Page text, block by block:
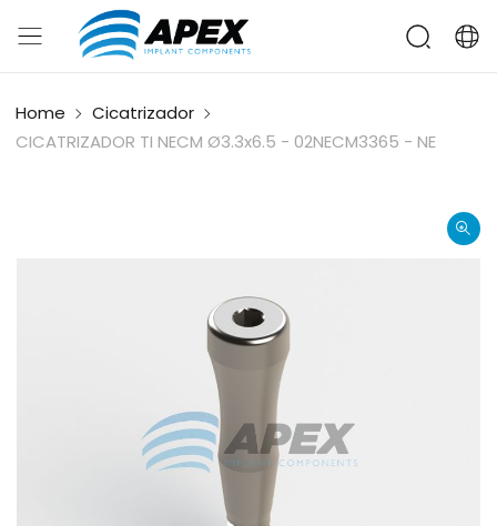
Home
Cicatrizador
CICATRIZADOR TI NECM Ø3.3x6.5 - 02NECM3365 - NE